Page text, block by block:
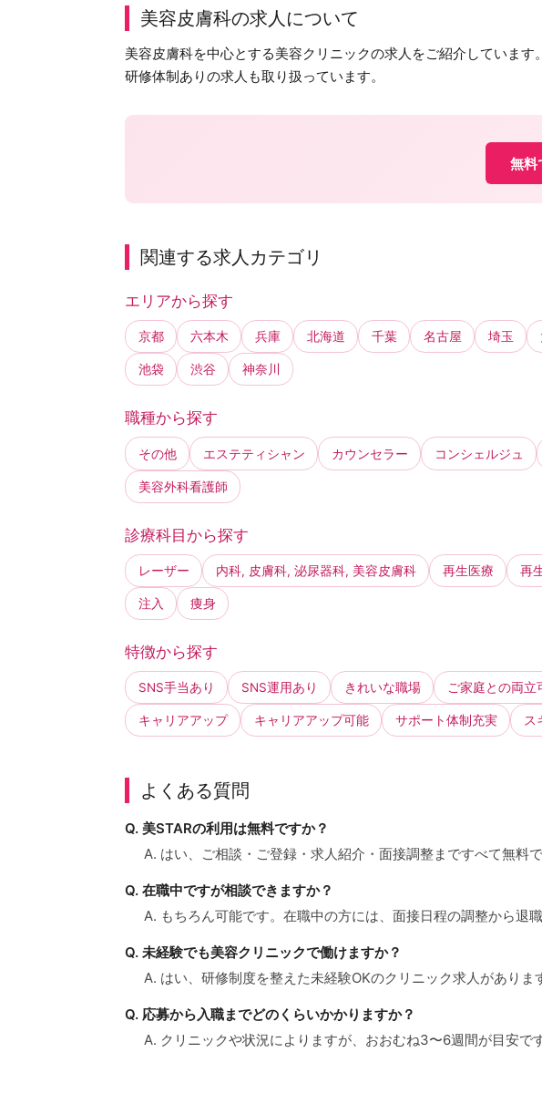
美容皮膚科の求人について
美容皮膚科を中心とする美容クリニックの求人をご紹介していま
研修体制ありの求人も取り扱っています。
無料
関連する求人カテゴリ
エリアから探す
京都 六本木 兵庫 北海道 千葉 名古屋 埼玉
池袋 渋谷 神奈川
職種から探す
その他 エステティシャン カウンセラー コンシェルジュ
美容外科看護師
診療科目から探す
レーザー 内科, 皮膚科, 泌尿器科, 美容皮膚科 再生医療 再
注入 痩身
特徴から探す
SNS手当あり SNS運用あり きれいな職場 ご家庭との両立
キャリアアップ キャリアアップ可能 サポート体制充実 ス
よくある質問
Q. 美STARの利用は無料ですか？
A. はい、ご相談・ご登録・求人紹介・面接調整まですべて無料
Q. 在職中ですが相談できますか？
A. もちろん可能です。在職中の方には、面接日程の調整から退
Q. 未経験でも美容クリニックで働けますか？
A. はい、研修制度を整えた未経験OKのクリニック求人がありま
Q. 応募から入職までどのくらいかかりますか？
A. クリニックや状況によりますが、おおむね3〜6週間が目安で